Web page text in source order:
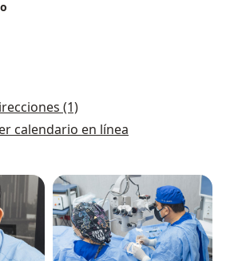
(1)
calendario en línea